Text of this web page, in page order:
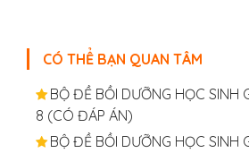
CÓ THỂ BẠN QUAN TÂM
BỘ ĐỀ BỒI DƯỠNG HỌC SINH
8 (CÓ ĐÁP ÁN)
BỘ ĐỀ BỒI DƯỠNG HỌC SINH